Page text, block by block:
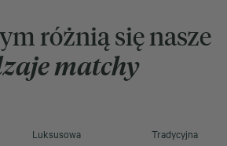
różnią się nasze
matchy
Luksusowa Tradycyjna